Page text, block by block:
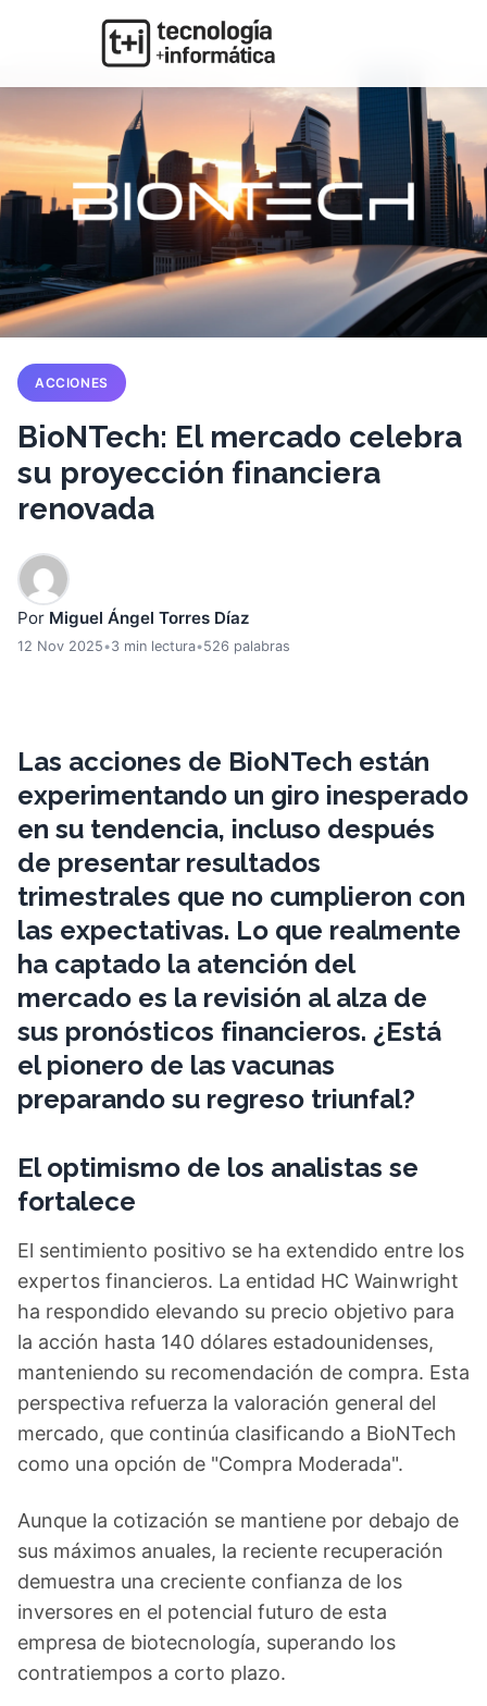
ACCIONES
BioNTech: El mercado celebra
su proyección financiera
renovada
Por Miguel Ángel Torres Díaz
12 Nov 2025•3 min lectura•526 palabras
Las acciones de BioNTech están
experimentando un giro inesperado
en su tendencia, incluso después
de presentar resultados
trimestrales que no cumplieron con
las expectativas. Lo que realmente
ha captado la atención del
mercado es la revisión al alza de
sus pronósticos financieros. ¿Está
el pionero de las vacunas
preparando su regreso triunfal?
El optimismo de los analistas se
fortalece
El sentimiento positivo se ha extendido entre los
expertos financieros. La entidad HC Wainwright
ha respondido elevando su precio objetivo para
la acción hasta 140 dólares estadounidenses,
manteniendo su recomendación de compra. Esta
perspectiva refuerza la valoración general del
mercado, que continúa clasificando a BioNTech
como una opción de "Compra Moderada".
Aunque la cotización se mantiene por debajo de
sus máximos anuales, la reciente recuperación
demuestra una creciente confianza de los
inversores en el potencial futuro de esta
empresa de biotecnología, superando los
contratiempos a corto plazo.